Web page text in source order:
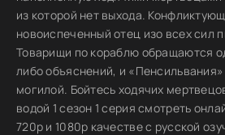
из которой нет выхода.
новоиспеченный отец изо всех сил
Товарищи по кораблю обращаются
либо объяснений, и
могилой. Бойтесь ходячих
водой 1 сезон 1 серия смотреть
720p и 1080p качестве с русской